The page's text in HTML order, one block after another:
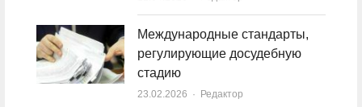
Международные стандарты,
регулирующие досудебную
стадию
23.02.2026 Author
Редактор